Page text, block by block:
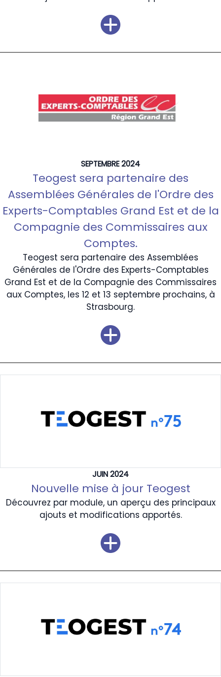
SEPTEMBRE 2024
Teogest sera partenaire des
Assemblées Générales de l'Ordre des
Experts-Comptables Grand Est et de la
Compagnie des Commissaires aux
Comptes.
Teogest sera partenaire des Assemblées
Générales de l'Ordre des Experts-Comptables
Grand Est et de la Compagnie des Commissaires
aux Comptes, les 12 et 13 septembre prochains, à
Strasbourg.
JUIN 2024
Nouvelle mise à jour Teogest
Découvrez par module, un aperçu des principaux
ajouts et modifications apportés.